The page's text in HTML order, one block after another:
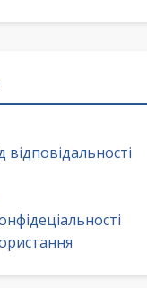
відповідальності